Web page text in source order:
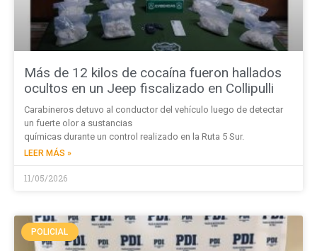
Más de 12 kilos de cocaína fueron hallados
ocultos en un Jeep fiscalizado en Collipulli
Carabineros detuvo al conductor del vehículo luego de detectar
un fuerte olor a sustancias
químicas durante un control realizado en la Ruta 5 Sur.
LEER MÁS »
11/05/2026
POLICIAL